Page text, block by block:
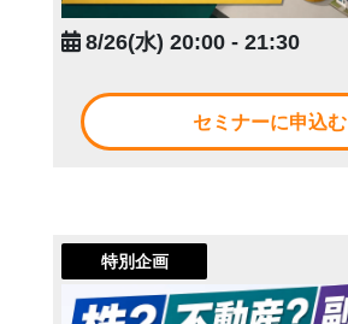
8/26(水) 20:00 - 21:30
セミナーに申込む
特別企画